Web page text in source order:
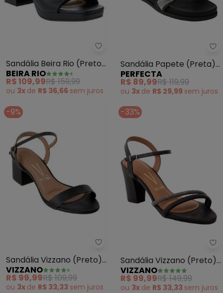
Beira Rio - Sandália Beira Rio
Sandália Beira Rio (Preto)
em Sintético
BEIRA RIO
R$ 109,99R$ 159,99
ou 3x de R$ 36,66 sem juros
Sandália Papete (Preta)
com Strass
PERFECTA
R$ 89,99R$ 119,99
ou 3x de R$ 29,99 sem juros
-9%
Vizzano - Sandália Vizzano
Sandália Vizzano (Preto)
em Sintético
VIZZANO
R$ 99,99R$ 109,99
ou 3x de R$ 33,33 sem juros
-33%
Sandália Vizzano (Preto)
em Sintético
VIZZANO
R$ 99,99R$ 149,99
ou 3x de R$ 33,33 sem juros